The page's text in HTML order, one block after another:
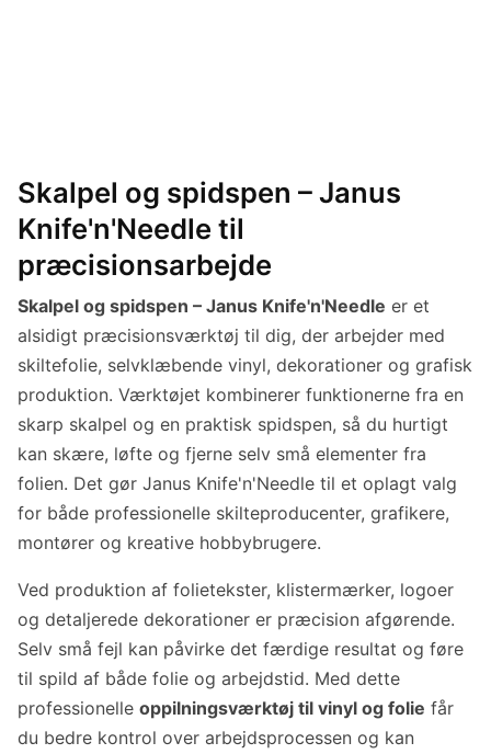
Skalpel og spidspen – Janus
Knife'n'Needle til
præcisionsarbejde
Skalpel og spidspen – Janus Knife'n'Needle er et
alsidigt præcisionsværktøj til dig, der arbejder med
skiltefolie, selvklæbende vinyl, dekorationer og grafisk
produktion. Værktøjet kombinerer funktionerne fra en
skarp skalpel og en praktisk spidspen, så du hurtigt
kan skære, løfte og fjerne selv små elementer fra
folien. Det gør Janus Knife'n'Needle til et oplagt valg
for både professionelle skilteproducenter, grafikere,
montører og kreative hobbybrugere.
Ved produktion af folietekster, klistermærker, logoer
og detaljerede dekorationer er præcision afgørende.
Selv små fejl kan påvirke det færdige resultat og føre
til spild af både folie og arbejdstid. Med dette
professionelle oppilningsværktøj til vinyl og folie får
du bedre kontrol over arbejdsprocessen og kan